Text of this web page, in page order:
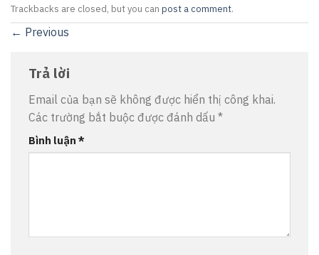
Trackbacks are closed, but you can post a comment.
← Previous
Trả lời
Email của bạn sẽ không được hiển thị công khai.
Các trường bắt buộc được đánh dấu *
Bình luận *